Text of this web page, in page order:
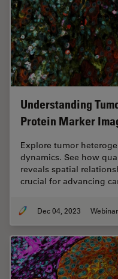
Understanding
Protein Marker
Explore tumor
dynamics. See how
reveals spatial
crucial for advancing
Dec 04, 2023 Webinar